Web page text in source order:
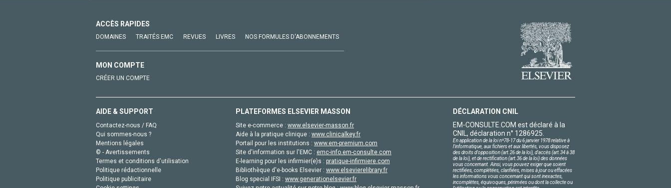
ACCÈS RAPIDES
DOMAINES TRAITÉS EMC REVUES LIVRES NOS FORMULES D'ABONNEMENTS
MON COMPTE
CRÉER UN COMPTE
AIDE & SUPPORT
Contactez-nous / FAQ
Qui sommes-nous ?
Mentions légales
© - Avertissements
Termes et conditions d'utilisation
Politique rédactionnelle
Politique publicitaire
PLATEFORMES ELSEVIER MASSON
Site e-commerce : www.elsevier-masson.fr
Aide à la pratique clinique : www.clinicalkey.fr
Portail pour les institutions : www.em-premium.com
Site d'information sur l'EMC : emc-info.em-consulte.com
E-learning pour les infirmier(e)s : pratique-infirmiere.com
Bibliothèque d'e-books Elsevier : www.elsevierelibrary.fr
Blog special IFSI : www.generationelsevier.fr
DÉCLARATION CNIL
EM-CONSULTE.COM est déclaré à la
CNIL, déclaration n° 1286925.
En application de la loi nº78-17 du 6 janvier 1978 relative à
l'informatique, aux fichiers et aux libertés, vous disposez
des droits d'opposition (art.26 de la loi), d'accès (art.34 à 38
de la loi), et de rectification (art.36 de la loi) des données
vous concernant. Ainsi, vous pouvez exiger que soient
rectifiées, complétées, clarifiées, mises à jour ou effacées
les informations vous concernant qui sont inexactes,
incomplètes, équivoques, périmées ou dont la collecte ou